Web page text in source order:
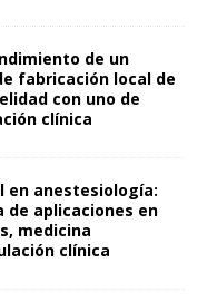
de un
fabricación local de
con uno de
clínica
anestesiología:
de aplicaciones en
medicina
clínica